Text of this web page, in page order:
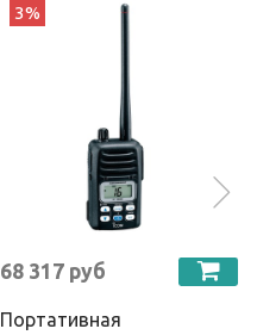
3%
68 317 руб
Портативная